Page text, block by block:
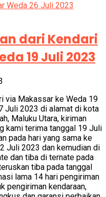
dari Kendari
19 Juli 2023
via Makassar ke Weda 19
Juli 2023 di alamat di kota
Maluku Utara, kiriman
kami terima tanggal 19 Juli
pada hari yang sama ke
Juli 2023 dan kemudian di
dan tiba di ternate pada
tiba pada tanggal
lama 14 hari pengiriman
pengiriman kendaraan,